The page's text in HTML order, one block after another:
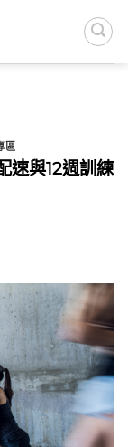
區
速與12週訓練